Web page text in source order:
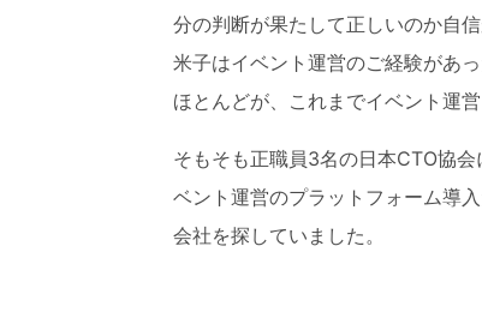
分の判断が果たして正しいのか自
米子はイベント運営のご経験があ
ほとんどが、これまでイベント運
そもそも正職員3名の日本CTO協
ベント運営のプラットフォーム導
会社を探していました。